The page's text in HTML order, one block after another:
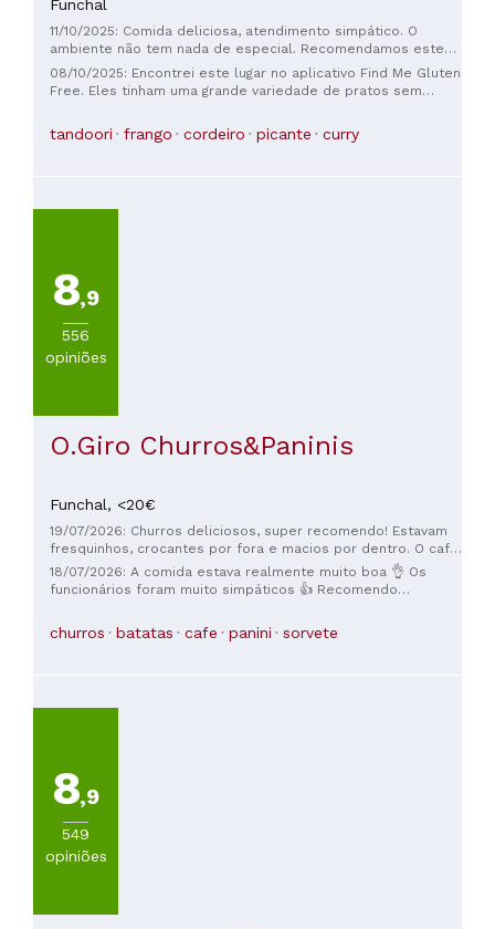
Funchal
11/10/2025: Comida deliciosa, atendimento simpático. O
ambiente não tem nada de especial. Recomendamos este
lugar!
08/10/2025: Encontrei este lugar no aplicativo Find Me Gluten
Free. Eles tinham uma grande variedade de pratos sem
glúten). O proprietário levou o pedido sem glúten muito a
sério desde o início e garantiu que tudo fosse preparado
tandoori frango cordeiro picante curry
8,9
556
opiniões
O.Giro Churros&Paninis
Funchal, <20€
19/07/2026: Churros deliciosos, super recomendo! Estavam
fresquinhos, crocantes por fora e macios por dentro. O café
também estava ótimo.
18/07/2026: A comida estava realmente muito boa 👌 Os
funcionários foram muito simpáticos 👍 Recomendo
churros batatas cafe panini sorvete
8,9
549
opiniões